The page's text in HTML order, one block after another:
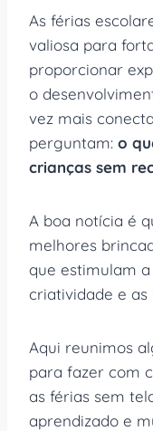
As férias
valiosa para
proporcionar
o
vez mais
perguntam: o
crianças sem
A boa notícia é
melhores
que estimulam
criatividade e as
Aqui reunimos
para fazer com
as férias sem
aprendizado e